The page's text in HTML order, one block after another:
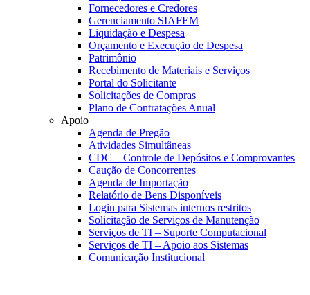
Fornecedores e Credores
Gerenciamento SIAFEM
Liquidação e Despesa
Orçamento e Execução de Despesa
Patrimônio
Recebimento de Materiais e Serviços
Portal do Solicitante
Solicitações de Compras
Plano de Contratações Anual
Apoio
Agenda de Pregão
Atividades Simultâneas
CDC – Controle de Depósitos e Comprovantes
Caução de Concorrentes
Agenda de Importação
Relatório de Bens Disponíveis
Login para Sistemas internos restritos
Solicitação de Serviços de Manutenção
Serviços de TI – Suporte Computacional
Serviços de TI – Apoio aos Sistemas
Comunicação Institucional